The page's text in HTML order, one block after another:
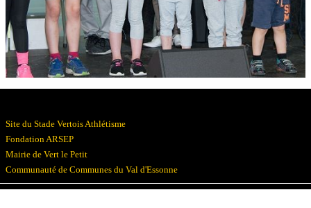
Site du Stade Vertois Athlétisme
Fondation ARSEP
Mairie de Vert le Petit
Communauté de Communes du Val d'Essonne